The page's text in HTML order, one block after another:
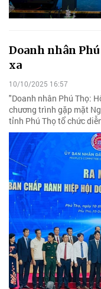
Doanh nhân
xa
10/10/2025 16:57
"Doanh nhân Phú Thọ:
chương trình gặp mặt
tỉnh Phú Thọ tổ chức